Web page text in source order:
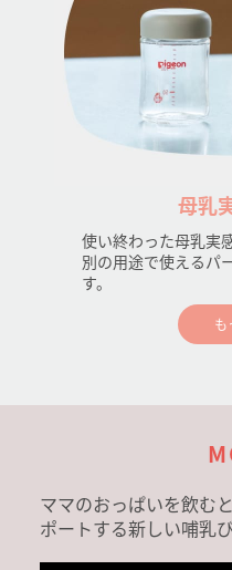
母乳
使い終わった母乳実
別の用途で使えるパ
す。
も
ママのおっぱいを飲む
ポートする新しい哺乳